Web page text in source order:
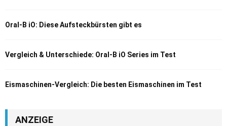
Oral-B iO: Diese Aufsteckbürsten gibt es
Vergleich & Unterschiede: Oral-B iO Series im Test
Eismaschinen-Vergleich: Die besten Eismaschinen im Test
ANZEIGE